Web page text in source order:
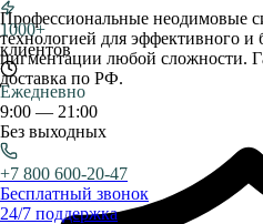
1000+
клиентов
Ежедневно
9:00 — 21:00
Без выходных
+7 800 600-20-47
Бесплатный звонок
24/7 поддержка
Профессиональные неодимовые
технологией для эффективного и
пигментации любой сложности.
доставка по РФ.